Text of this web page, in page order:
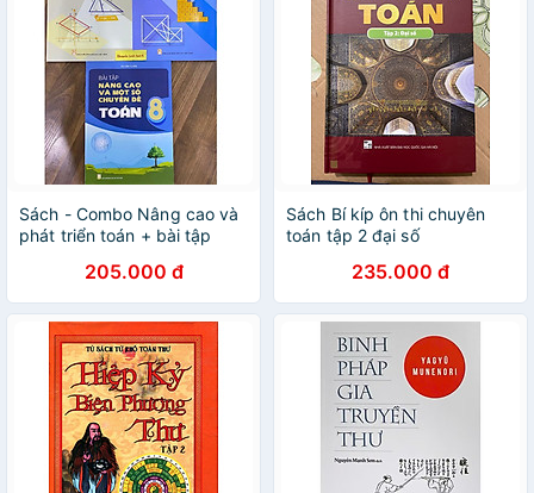
Sách - Combo Nâng cao và
phát triển toán + bài tập
đề toán 8205.000 đ
Sách Bí kíp ôn thi chuyên
toán tập 2 đại số
235.000 đ